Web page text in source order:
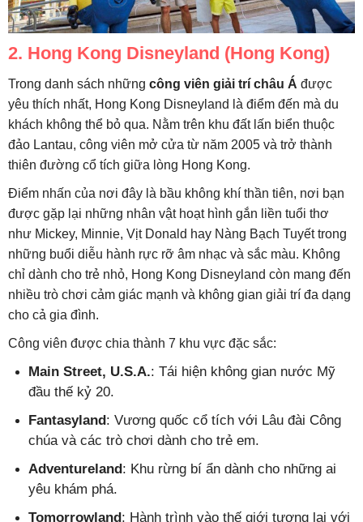
2. Hong Kong Disneyland (Hong Kong)
Trong danh sách những công viên giải trí châu Á được
yêu thích nhất, Hong Kong Disneyland là điểm đến mà du
khách không thể bỏ qua. Nằm trên khu đất lấn biển thuộc
đảo Lantau, công viên mở cửa từ năm 2005 và trở thành
thiên đường cổ tích giữa lòng Hong Kong.
Điểm nhấn của nơi đây là bầu không khí thần tiên, nơi bạn
được gặp lại những nhân vật hoạt hình gắn liền tuổi thơ
như Mickey, Minnie, Vịt Donald hay Nàng Bạch Tuyết trong
những buổi diễu hành rực rỡ âm nhạc và sắc màu. Không
chỉ dành cho trẻ nhỏ, Hong Kong Disneyland còn mang đến
nhiều trò chơi cảm giác mạnh và không gian giải trí đa dạng
cho cả gia đình.
Công viên được chia thành 7 khu vực đặc sắc:
Main Street, U.S.A.: Tái hiện không gian nước Mỹ
đầu thế kỷ 20.
Fantasyland: Vương quốc cổ tích với Lâu đài Công
chúa và các trò chơi dành cho trẻ em.
Adventureland: Khu rừng bí ẩn dành cho những ai
yêu khám phá.
Tomorrowland: Hành trình vào thế giới tương lai với